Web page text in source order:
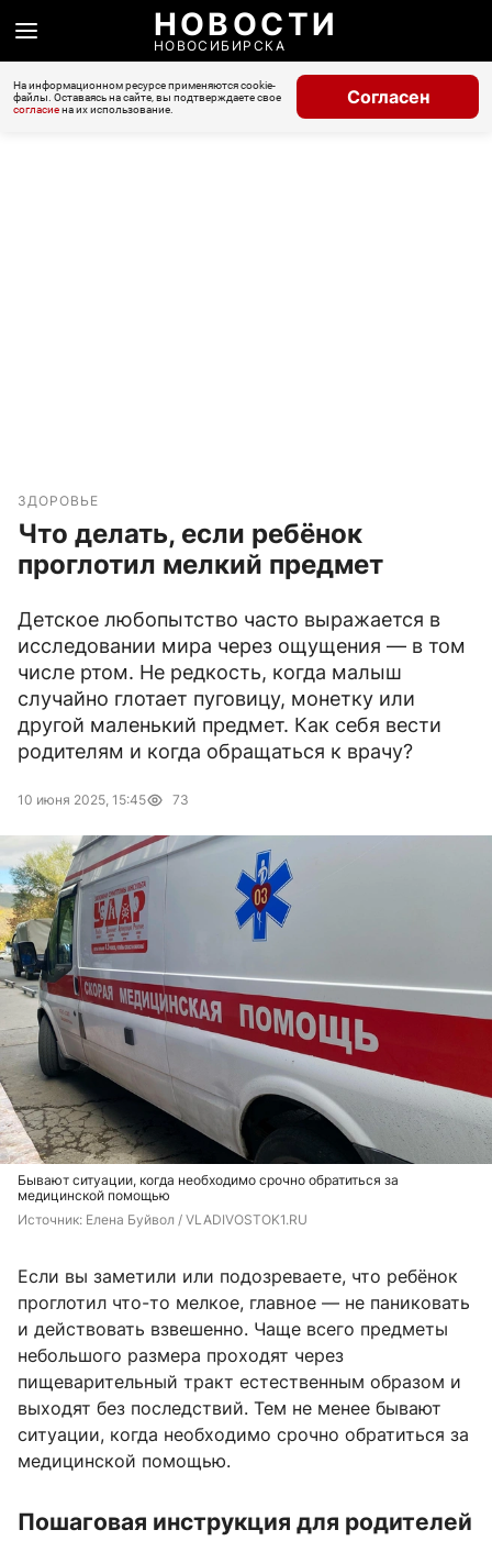
НОВОСТИ
НОВОСИБИРСКА
На информационном ресурсе применяются cookie-
файлы. Оставаясь на сайте, вы подтверждаете свое
согласиена их использование.
Согласен
ЗДОРОВЬЕ
Что делать, если ребёнок
проглотил мелкий предмет
Детское любопытство часто выражается в
исследовании мира через ощущения — в том
числе ртом. Не редкость, когда малыш
случайно глотает пуговицу, монетку или
другой маленький предмет. Как себя вести
родителям и когда обращаться к врачу?
10 июня 2025, 15:45 73
Бывают ситуации, когда необходимо срочно обратиться за
медицинской помощью
Источник: Елена Буйвол / VLADIVOSTOK1.RU
Если вы заметили или подозреваете, что ребёнок
проглотил что-то мелкое, главное — не паниковать
и действовать взвешенно. Чаще всего предметы
небольшого размера проходят через
пищеварительный тракт естественным образом и
выходят без последствий. Тем не менее бывают
ситуации, когда необходимо срочно обратиться за
медицинской помощью.
Пошаговая инструкция для родителей